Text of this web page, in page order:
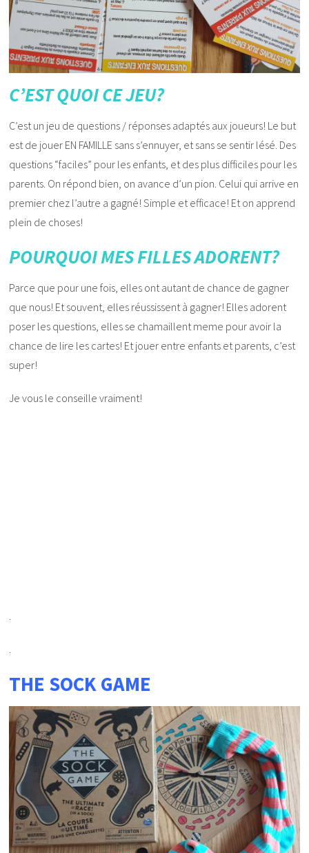
C’EST QUOI CE JEU?
C’est un jeu de questions / réponses adaptés aux joueurs! Le but
est de jouer EN FAMILLE sans s’ennuyer, et sans se sentir lésé. Des
questions “faciles” pour les enfants, et des plus difficiles pour les
parents. On répond bien, on avance d’un pion. Celui qui arrive en
premier chez l’autre a gagné! Simple et efficace! Et on apprend
plein de choses!
POURQUOI MES FILLES ADORENT?
Parce que pour une fois, elles ont autant de chance de gagner
que nous! Et souvent, elles réussissent à gagner! Elles adorent
poser les questions, elles se chamaillent meme pour avoir la
chance de lire les cartes! Et jouer entre enfants et parents, c’est
super!
Je vous le conseille vraiment!
.
.
THE SOCK GAME